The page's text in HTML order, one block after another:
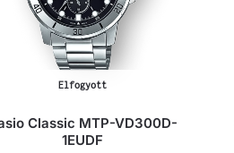
Elfogyott
Classic MTP-VD300D-
1EUDF